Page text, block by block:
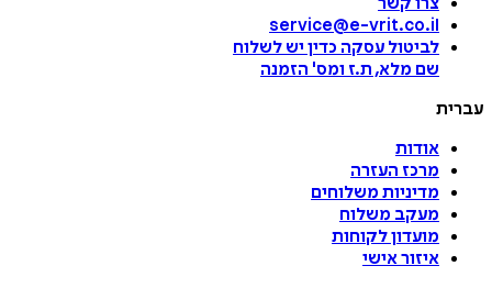
service@e-vrit.co.il
לביטול עסקה כדין יש לשלוח
שם מלא, ת.ז ומס' הזמנה
עברית
אודות
מרכז העזרה
מדיניות משלוחים
מעקב משלוח
מועדון לקוחות
איזור אישי